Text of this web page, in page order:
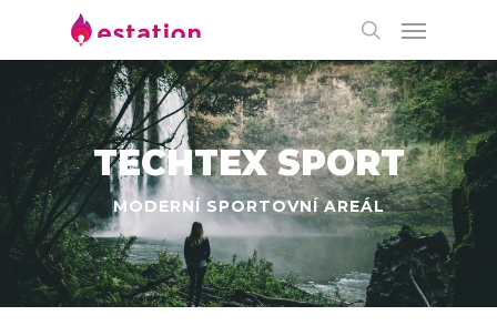
TECHTEX SPORT
MODERNÍ SPORTOVNÍ AREÁL